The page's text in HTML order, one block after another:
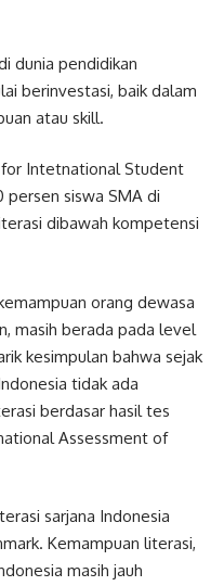
dunia pendidikan
berinvestasi, baik dalam
atau skill.
for Intetnational Student
persen siswa SMA di
dibawah kompetensi
orang dewasa
masih berada pada level
kesimpulan bahwa sejak
tidak ada
berdasar hasil tes
Assessment of
sarjana Indonesia
Kemampuan literasi,
masih jauh